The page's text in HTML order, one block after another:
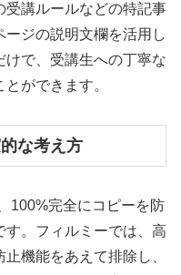
受講ルールなどの特記事
ジの説明文欄を活用し
けで、受講生への丁寧な
ができます。
な考え方
100%完全にコピーを防
す。フィルミーでは、高
機能をあえて排除し、